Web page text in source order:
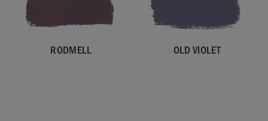
RODMELL OLD VIOLET